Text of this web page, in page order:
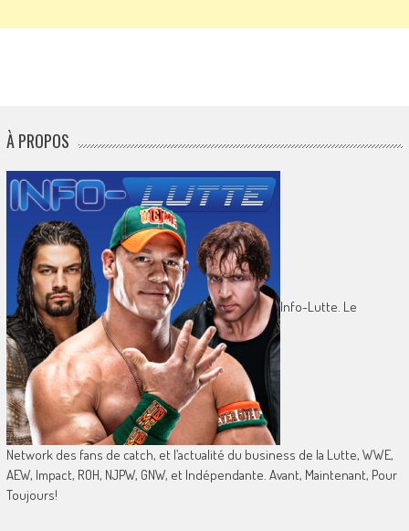
À PROPOS
Info-Lutte. Le
Network des fans de catch, et l’actualité du business de la Lutte, WWE,
AEW, Impact, ROH, NJPW, GNW, et Indépendante. Avant, Maintenant, Pour
Toujours!